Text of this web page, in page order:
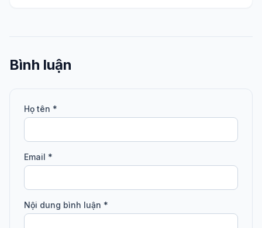
Bình luận
Họ tên *
Email *
Nội dung bình luận *